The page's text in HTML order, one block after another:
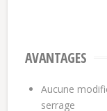
AVANTAGES
Aucune
serrage